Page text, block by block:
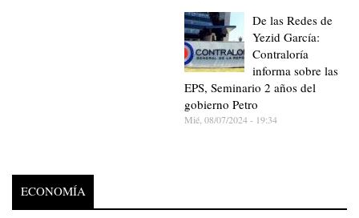
De las Redes de
Yezid García:
Contraloría
informa sobre las
EPS, Seminario 2 años del
gobierno Petro
Mié, 08/07/2024 - 19:34
ECONOMÍA